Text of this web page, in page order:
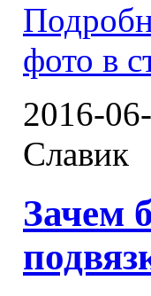
фото в
2016-
Славик
Зачем